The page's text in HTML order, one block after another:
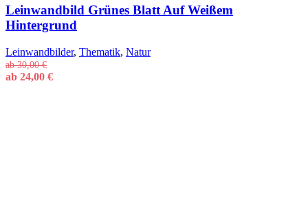
Leinwandbild Grünes Blatt Auf Weißem
Hintergrund
Leinwandbilder, Thematik, Natur
ab30,00€
ab 24,00 €